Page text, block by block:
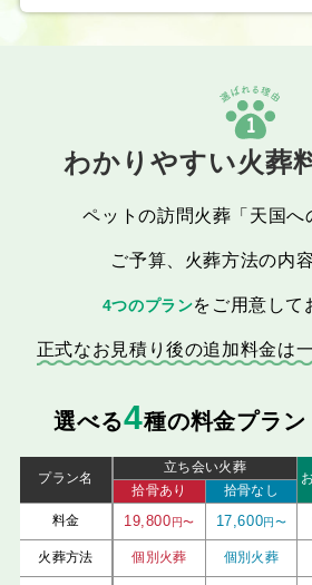
わかりやすい火葬
1
ペットの訪問火葬「天国へ
ご予算、火葬方法の内
4つのプランをご用意して
正式なお見積り後の追加料金は
選べる4種の料金プラン
プラン名
立ち会い火葬
拾骨あり
拾骨なし
料金
19,800 17,600
火葬方法 個別火葬 個別火葬